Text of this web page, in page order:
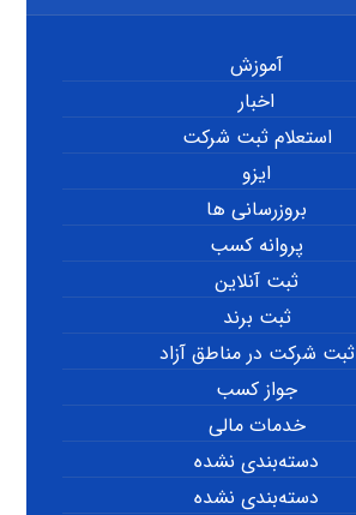
آموزش
اخبار
استعلام ثبت شرکت
ایزو
بروزرسانی ها
پروانه کسب
ثبت آنلاین
ثبت برند
ثبت شرکت در مناطق آزاد
جواز کسب
خدمات مالی
دسته‌بندی نشده
دسته‌بندی نشده